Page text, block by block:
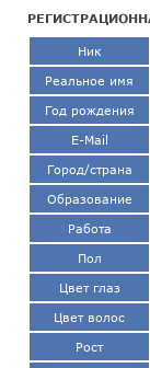
Ник
Реальное имя
Год рождения
E-Mail
Город/страна
Образование
Работа
Пол
Цвет глаз
Цвет волос
Рост